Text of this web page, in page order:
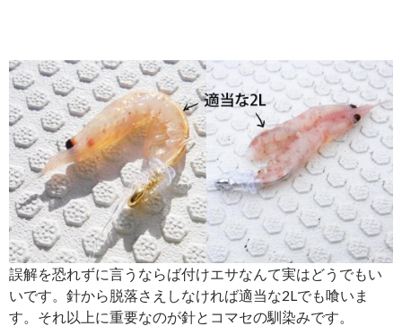
誤解を恐れずに言うならば付けエサなんて実はどうでもい
いです。針から脱落さえしなければ適当な2Lでも喰いま
す。それ以上に重要なのが針とコマセの馴染みです。